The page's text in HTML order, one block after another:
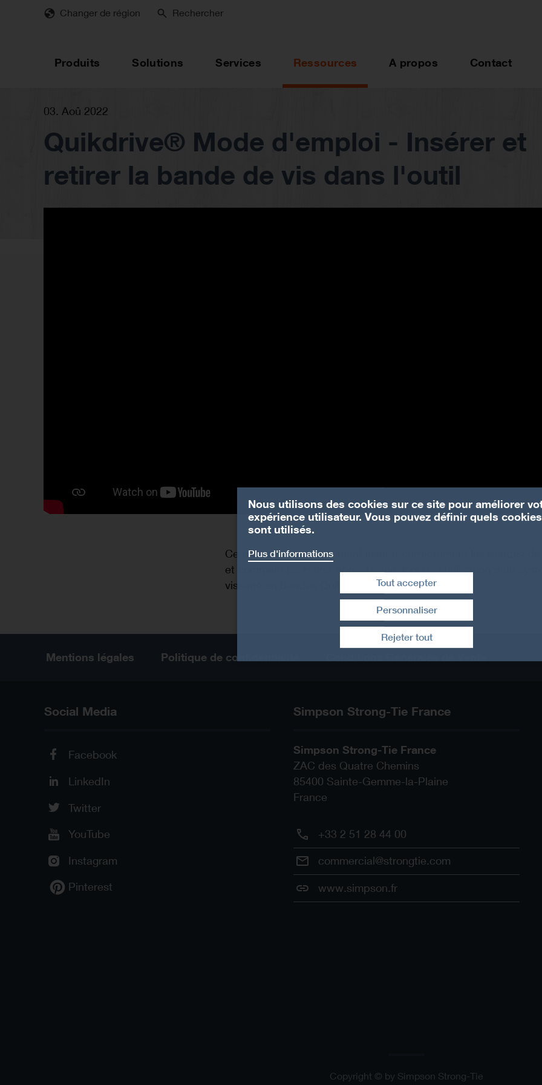
Changer de région Rechercher
Produits Solutions Services Ressources A propos Contact
03. Aoû 2022
Quikdrive® Mode d'emploi - Insérer et
retirer la bande de vis dans l'outil
Ce tutoriel montre comment insérer correctement les bandes
et comment les retirer après usage, lors de l'utilisation d'un
vissage en bandes Quikdrive®
Mentions légales Politique de confidentialité
Simpson Strong-Tie France
Simpson Strong-Tie France
ZAC des Quatre Chemins
85400 Sainte-Gemme-la-Plaine
France
+33 2 51 28 44 00
commercial@strongtie.com
www.simpson.fr
Social Media
Facebook
LinkedIn
Twitter
YouTube
Instagram
Pinterest
Copyright © by Simpson Strong-Tie
Nous utilisons des cookies sur ce site pour améliorer
expérience utilisateur. Vous pouvez définir quels cookies
sont utilisés.
Plus d'informations
Rejeter tout
Tout accepter
Retirer le consentement
Personnaliser